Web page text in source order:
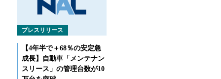
プレスリリース
【4年半で＋68％の安定急
成長】自動車「メンテナン
スリース」の管理台数が10